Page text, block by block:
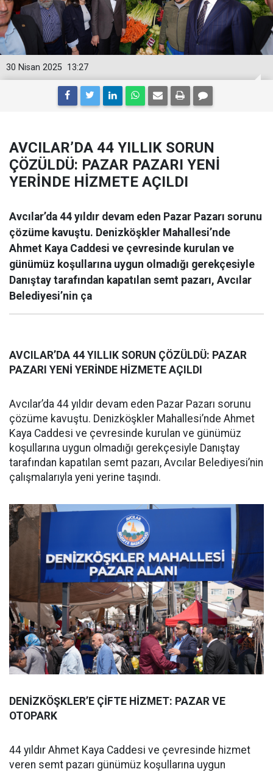
13:27
30 Nisan 2025
AVCILAR’DA 44 YILLIK SORUN
ÇÖZÜLDÜ: PAZAR PAZARI YENİ
YERİNDE HİZMETE AÇILDI
Avcılar’da 44 yıldır devam eden Pazar Pazarı sorunu
çözüme kavuştu. Denizköşkler Mahallesi’nde
Ahmet Kaya Caddesi ve çevresinde kurulan ve
günümüz koşullarına uygun olmadığı gerekçesiyle
Danıştay tarafından kapatılan semt pazarı, Avcılar
Belediyesi’nin ça
AVCILAR’DA 44 YILLIK SORUN ÇÖZÜLDÜ: PAZAR
PAZARI YENİ YERİNDE HİZMETE AÇILDI
Avcılar’da 44 yıldır devam eden Pazar Pazarı sorunu
çözüme kavuştu. Denizköşkler Mahallesi’nde Ahmet
Kaya Caddesi ve çevresinde kurulan ve günümüz
koşullarına uygun olmadığı gerekçesiyle Danıştay
tarafından kapatılan semt pazarı, Avcılar Belediyesi’nin
çalışmalarıyla yeni yerine taşındı.
DENİZKÖŞKLER’E ÇİFTE HİZMET: PAZAR VE
OTOPARK
44 yıldır Ahmet Kaya Caddesi ve çevresinde hizmet
veren semt pazarı günümüz koşullarına uygun